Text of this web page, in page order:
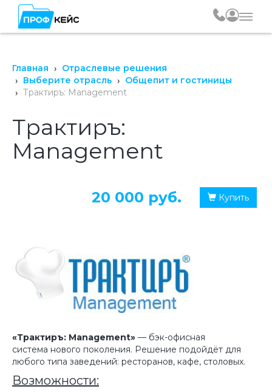
Главная
Отраслевые решения
Выберите отрасль
Общепит и гостиницы
Трактиръ: Management
Трактиръ:
Management
20 000 руб. Купить
«Трактиръ: Management» — бэк-офисная
система нового поколения. Решение подойдёт для
любого типа заведений: ресторанов, кафе, столовых.
Возможности: